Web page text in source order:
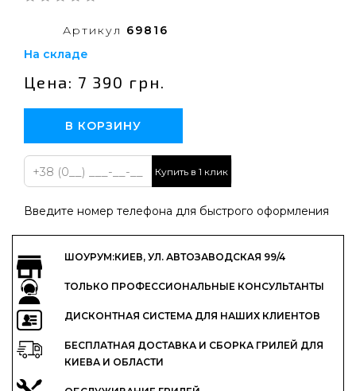
Артикул 69816
На складе
Цена: 7 390 грн.
В КОРЗИНУ
Купить в 1 клик
Введите номер телефона для быстрого оформления
ШОУРУМ:КИЕВ, УЛ. АВТОЗАВОДСКАЯ 99/4
ТОЛЬКО ПРОФЕССИОНАЛЬНЫЕ КОНСУЛЬТАНТЫ
ДИСКОНТНАЯ СИСТЕМА ДЛЯ НАШИХ КЛИЕНТОВ
БЕСПЛАТНАЯ ДОСТАВКА И СБОРКА ГРИЛЕЙ ДЛЯ
КИЕВА И ОБЛАСТИ